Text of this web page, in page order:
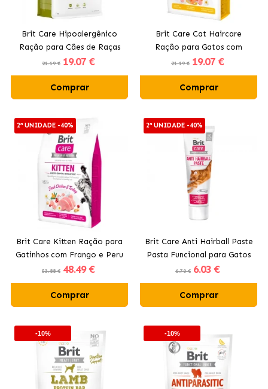
Brit Care Hipoalergênico
Ração para Cães de Raças
Pequenas com Cordeiro
21.19 € 19.07 €
Comprar
Brit Care Cat Haircare
Ração para Gatos com
Salmão
21.19 € 19.07 €
Comprar
2ª UNIDADE -40%
Brit Care Kitten Ração para
Gatinhos com Frango e Peru
53.88 € 48.49 €
Comprar
2ª UNIDADE -40%
Brit Care Anti Hairball Paste
Pasta Funcional para Gatos
com Taurina
6.70 € 6.03 €
Comprar
-10% -10%